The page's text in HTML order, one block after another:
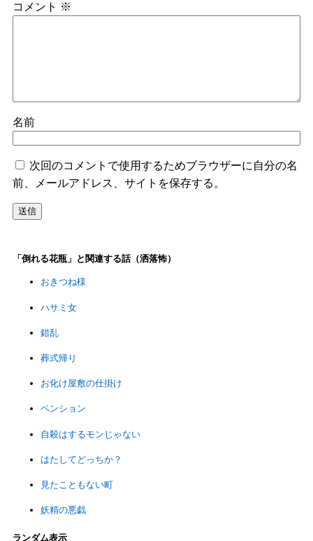
コメント ※
名前
次回のコメントで使用するためブラウザーに自分の名
前、メールアドレス、サイトを保存する。
「倒れる花瓶」と関連する話（洒落怖）
おきつね様
ハサミ女
錯乱
葬式帰り
お化け屋敷の仕掛け
ペンション
自殺はするモンじゃない
はたしてどっちか？
見たこともない町
妖精の悪戯
ランダム表示